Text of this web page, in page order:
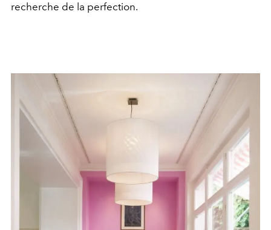
recherche de la perfection.